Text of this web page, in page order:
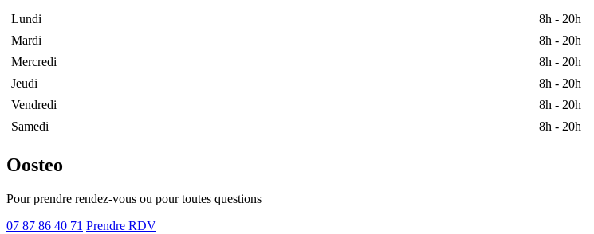
Lundi
8h - 20h
Mardi
8h - 20h
Mercredi
8h - 20h
Jeudi
8h - 20h
Vendredi
8h - 20h
Samedi
8h - 20h
Oosteo
Pour prendre rendez-vous ou pour toutes questions
07 87 86 40 71 Prendre RDV